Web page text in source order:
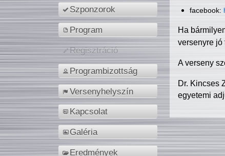
Szponzorok
Program
Regisztráció
Programbizottság
Versenyhelyszín
Kapcsolat
Galéria
Eredmények
facebook:
Ha
versenyre jó
A verseny
Dr. Kincses
egyetemi